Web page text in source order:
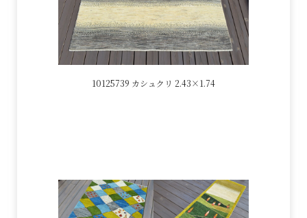
10125739 カシュクリ 2.43×1.74